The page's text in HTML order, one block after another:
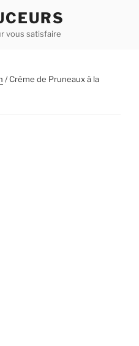
vous satisfaire
/ Crême de Pruneaux à la